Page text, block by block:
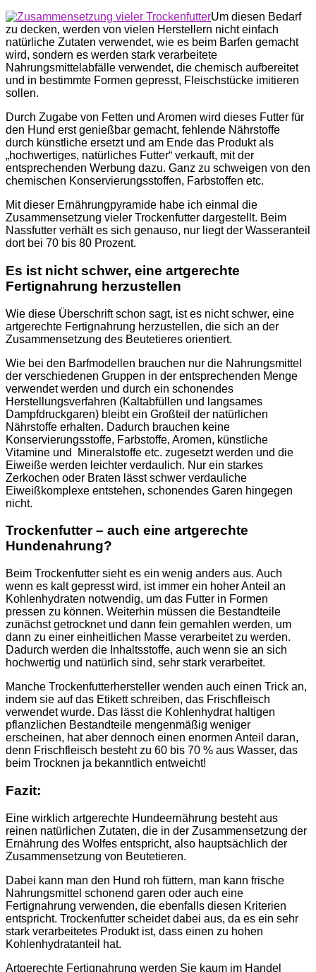
Um diesen Bedarf
zu decken, werden von vielen Herstellern nicht einfach
natürliche Zutaten verwendet, wie es beim Barfen gemacht
wird, sondern es werden stark verarbeitete
Nahrungsmittelabfälle verwendet, die chemisch aufbereitet
und in bestimmte Formen gepresst, Fleischstücke imitieren
sollen.
Durch Zugabe von Fetten und Aromen wird dieses Futter für
den Hund erst genießbar gemacht, fehlende Nährstoffe
durch künstliche ersetzt und am Ende das Produkt als
„hochwertiges, natürliches Futter“ verkauft, mit der
entsprechenden Werbung dazu. Ganz zu schweigen von den
chemischen Konservierungsstoffen, Farbstoffen etc.
Mit dieser Ernährungpyramide habe ich einmal die
Zusammensetzung vieler Trockenfutter dargestellt. Beim
Nassfutter verhält es sich genauso, nur liegt der Wasseranteil
dort bei 70 bis 80 Prozent.
Es ist nicht schwer, eine artgerechte
Fertignahrung herzustellen
Wie diese Überschrift schon sagt, ist es nicht schwer, eine
artgerechte Fertignahrung herzustellen, die sich an der
Zusammensetzung des Beutetieres orientiert.
Wie bei den Barfmodellen brauchen nur die Nahrungsmittel
der verschiedenen Gruppen in der entsprechenden Menge
verwendet werden und durch ein schonendes
Herstellungsverfahren (Kaltabfüllen und langsames
Dampfdruckgaren) bleibt ein Großteil der natürlichen
Nährstoffe erhalten. Dadurch brauchen keine
Konservierungsstoffe, Farbstoffe, Aromen, künstliche
Vitamine und Mineralstoffe etc. zugesetzt werden und die
Eiweiße werden leichter verdaulich. Nur ein starkes
Zerkochen oder Braten lässt schwer verdauliche
Eiweißkomplexe entstehen, schonendes Garen hingegen
nicht.
Trockenfutter – auch eine artgerechte
Hundenahrung?
Beim Trockenfutter sieht es ein wenig anders aus. Auch
wenn es kalt gepresst wird, ist immer ein hoher Anteil an
Kohlenhydraten notwendig, um das Futter in Formen
pressen zu können. Weiterhin müssen die Bestandteile
zunächst getrocknet und dann fein gemahlen werden, um
dann zu einer einheitlichen Masse verarbeitet zu werden.
Dadurch werden die Inhaltsstoffe, auch wenn sie an sich
hochwertig und natürlich sind, sehr stark verarbeitet.
Manche Trockenfutterhersteller wenden auch einen Trick an,
indem sie auf das Etikett schreiben, das Frischfleisch
verwendet wurde. Das lässt die Kohlenhydrat haltigen
pflanzlichen Bestandteile mengenmäßig weniger
erscheinen, hat aber dennoch einen enormen Anteil daran,
denn Frischfleisch besteht zu 60 bis 70 % aus Wasser, das
beim Trocknen ja bekanntlich entweicht!
Fazit:
Eine wirklich artgerechte Hundeernährung besteht aus
reinen natürlichen Zutaten, die in der Zusammensetzung der
Ernährung des Wolfes entspricht, also hauptsächlich der
Zusammensetzung von Beutetieren.
Dabei kann man den Hund roh füttern, man kann frische
Nahrungsmittel schonend garen oder auch eine
Fertignahrung verwenden, die ebenfalls diesen Kriterien
entspricht. Trockenfutter scheidet dabei aus, da es ein sehr
stark verarbeitetes Produkt ist, dass einen zu hohen
Kohlenhydratanteil hat.
Artgerechte Fertignahrung werden Sie kaum im Handel